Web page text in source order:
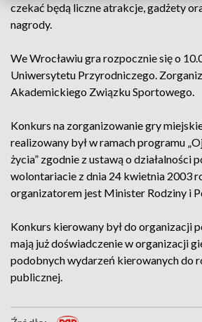
czekać będą liczne atrakcje, gadżety
nagrody.
We Wrocławiu gra rozpocznie się o
Uniwersytetu Przyrodniczego.
Akademickiego Związku Sportowego.
Konkurs na zorganizowanie gry
realizowany był w ramach programu
życia” zgodnie z ustawą o działalności
wolontariacie z dnia 24 kwietnia 2003
organizatorem jest Minister Rodziny i
Konkurs kierowany był do organizacji
mają już doświadczenie w organizacji
podobnych wydarzeń kierowanych do
publicznej.